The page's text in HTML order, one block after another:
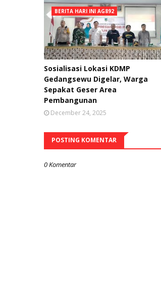
BERITA HARI INI AG892
Sosialisasi Lokasi KDMP
Gedangsewu Digelar, Warga
Sepakat Geser Area
Pembangunan
December 24, 2025
POSTING KOMENTAR
0 Komentar